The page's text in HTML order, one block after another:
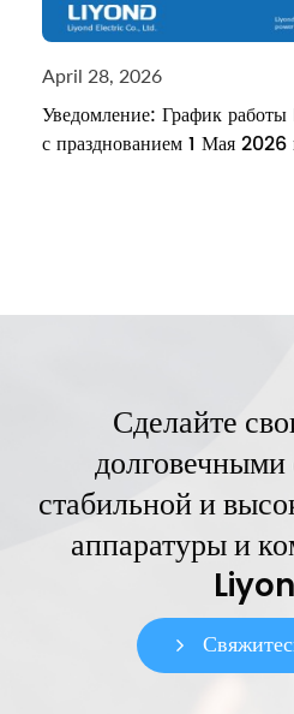
April 28, 2026
Уведомление: График
с празднованием 1 Мая 2026
Сделайте
стабильной и
аппаратуры и